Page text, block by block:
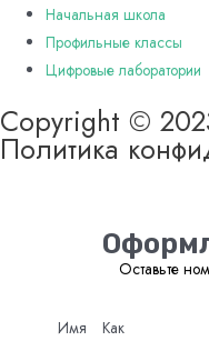
Начальная школа
Профильные классы
Цифровые лаборатории
Copyright ©
Политика
Оставьте
Имя